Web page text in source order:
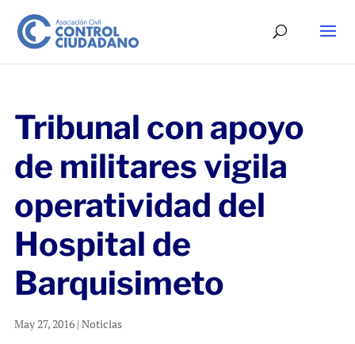
Tribunal con apoyo
de militares vigila
operatividad del
Hospital de
Barquisimeto
May 27, 2016| Noticias